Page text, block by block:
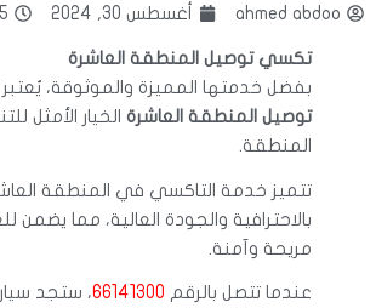
ahmed abdoo أغسطس 30, 2024
تكسي توصيل المنطقة العاشرة
بفضل خدمتها المميزة والموثوقة،
توصيل المنطقة العاشرةالخيار الأمثل
المنطقة.
تتميز خدمة التاكسي في المنطقة
بالاحترافية والجودة العالية، مما يضمن
مريحة وآمنة.
عندما تتصل بالرقم 66141300، ستجد